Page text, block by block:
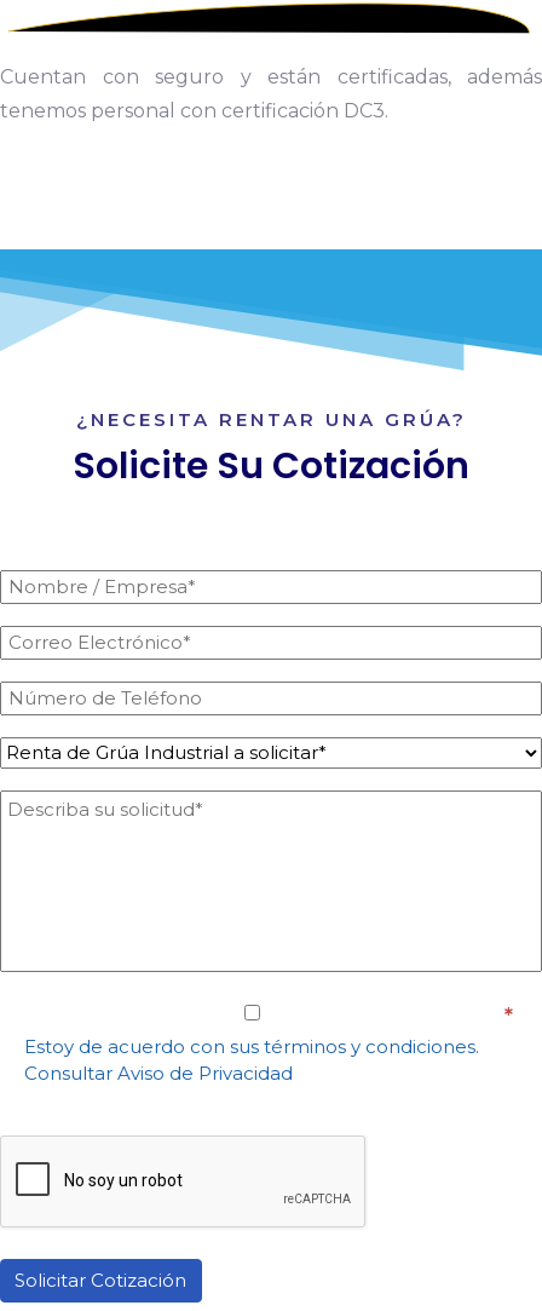
Cuentan con seguro y están certificadas, además
tenemos personal con certificación DC3.
¿NECESITA RENTAR UNA GRÚA?
Solicite Su Cotización
Estoy de acuerdo con sus términos y condiciones.
Consultar Aviso de Privacidad
Solicitar Cotización